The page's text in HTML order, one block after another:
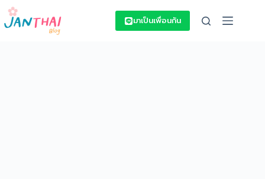
Skip
content
มาเป็นเพื่อนกัน